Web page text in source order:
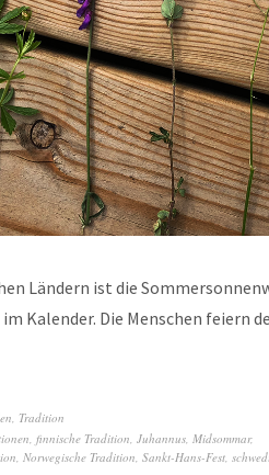
Län­dern ist die
Kalen­der. Die Men­schen feiern
Tradition
finnische Tradition Juhan­nus Midsommar,
Norwegische Tradition Sankt-Hans-Fest